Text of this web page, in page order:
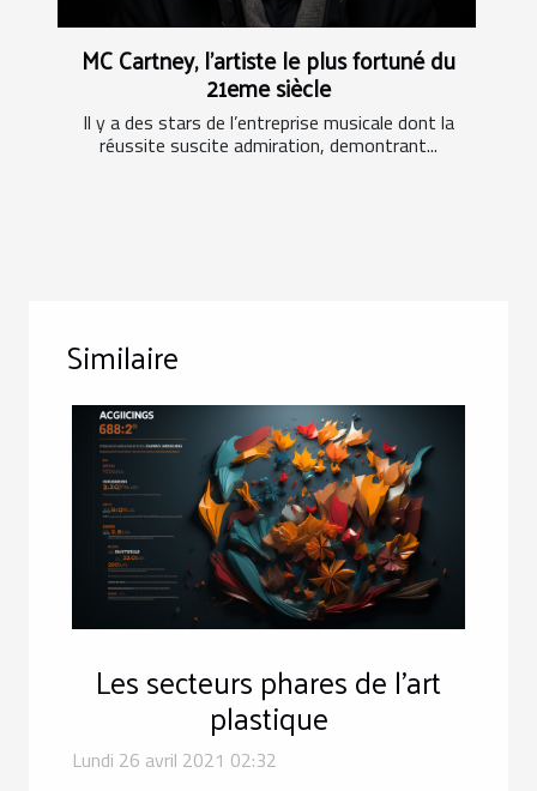
MC Cartney, l'artiste le plus fortuné du
21eme siècle
Il y a des stars de l’entreprise musicale dont la
réussite suscite admiration, demontrant...
Similaire
Les secteurs phares de l'art
plastique
Lundi 26 avril 2021 02:32